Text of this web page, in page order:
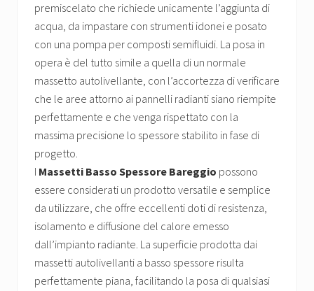
premiscelato che richiede unicamente l’aggiunta di
acqua, da impastare con strumenti idonei e posato
con una pompa per composti semifluidi. La posa in
opera è del tutto simile a quella di un normale
massetto autolivellante, con l’accortezza di verificare
che le aree attorno ai pannelli radianti siano riempite
perfettamente e che venga rispettato con la
massima precisione lo spessore stabilito in fase di
progetto.
I Massetti Basso Spessore Bareggio possono
essere considerati un prodotto versatile e semplice
da utilizzare, che offre eccellenti doti di resistenza,
isolamento e diffusione del calore emesso
dall’impianto radiante. La superficie prodotta dai
massetti autolivellanti a basso spessore risulta
perfettamente piana, facilitando la posa di qualsiasi